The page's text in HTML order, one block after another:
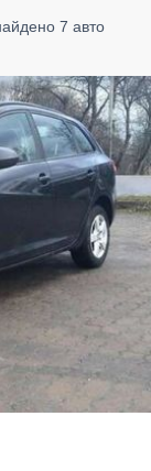
7 авто